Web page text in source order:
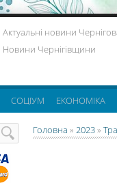
Актуальні новини
Новини Чернігівщини
СОЦІУМ ЕКОНОМІКА
Головна » 2023»